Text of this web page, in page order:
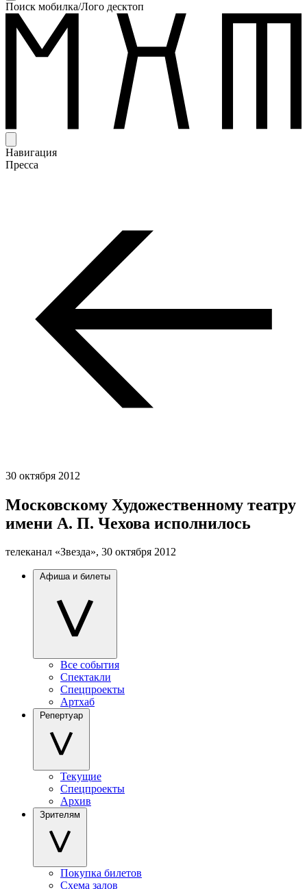
Поиск мобилка/Лого десктоп
Навигация
Пресса
30 октября 2012
Московскому Художественному театру
имени А. П. Чехова исполнилось
телеканал «Звезда», 30 октября 2012
Афиша и билеты
Все события
Спектакли
Спецпроекты
Артхаб
Репертуар
Текущие
Спецпроекты
Архив
Зрителям
Покупка билетов
Схема залов